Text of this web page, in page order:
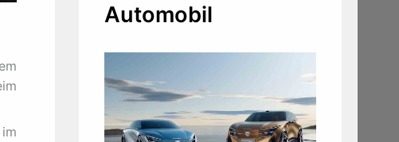
Automobil